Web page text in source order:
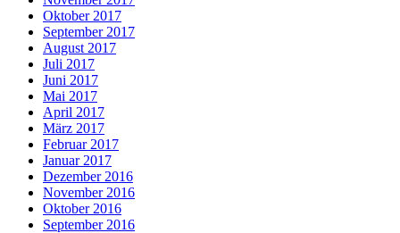
Oktober 2017
September 2017
August 2017
Juli 2017
Juni 2017
Mai 2017
April 2017
März 2017
Februar 2017
Januar 2017
Dezember 2016
November 2016
Oktober 2016
September 2016